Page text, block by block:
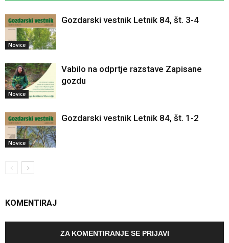
Novice
Gozdarski vestnik Letnik 84, št. 3-4
Novice
Vabilo na odprtje razstave Zapisane
gozdu
Novice
Gozdarski vestnik Letnik 84, št. 1-2
KOMENTIRAJ
ZA KOMENTIRANJE SE PRIJAVI